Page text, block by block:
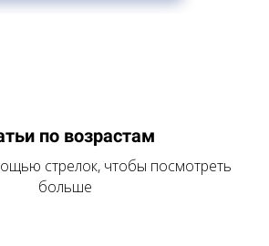
по возрастам
стрелок, чтобы посмотреть
больше